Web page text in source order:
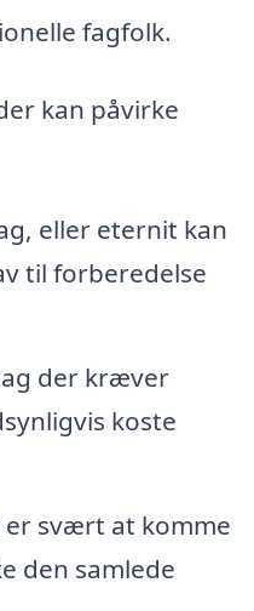
fagfolk.
kan påvirke
eller eternit kan
til forberedelse
der kræver
koste
er svært at komme
den samlede